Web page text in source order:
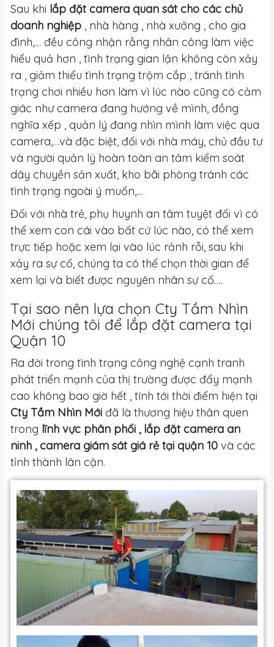
Sau khi lắp đặt camera quan sát cho các chủ
doanh nghiệp , nhà hàng , nhà xưởng , cho gia
đình,… đều công nhận rằng nhân công làm việc
hiểu quả hơn , tình trạng gian lận không còn xảy
ra , giảm thiểu tình trạng trộm cắp , tránh tình
trạng chơi nhiều hơn làm vì lúc nào cũng có cảm
giác như camera đang hướng về mình, đồng
nghĩa xếp , quản lý đang nhìn mình làm việc qua
camera,…và đặc biệt, đối với nhà máy, chủ đầu tư
và người quản lý hoàn toàn an tâm kiểm soát
dây chuyền sản xuất, kho bãi phòng tránh các
tình trạng ngoài ý muốn,…
Đối với nhà trẻ, phụ huynh an tâm tuyệt đối vì có
thể xem con cái vào bất cứ lúc nào, có thể xem
trực tiếp hoặc xem lại vào lúc rảnh rỗi, sau khi
xảy ra sự cố, chúng ta có thể chọn thời gian để
xem lại và biết được nguyên nhân sự cố….
Tại sao nên lựa chọn Cty Tầm Nhìn
Mới chúng tôi để lắp đặt camera tại
Quận 10
Ra đời trong tình trạng công nghệ cạnh tranh
phát triển mạnh của thị trường được đẩy mạnh
cao không bao giờ hết , tính tới thời điểm hiện tại
Cty Tầm Nhìn Mới đã là thương hiệu thân quen
trong lĩnh vực phân phối , lắp đặt camera an
ninh , camera giám sát giá rẻ tại quận 10 và các
tỉnh thành lân cận.